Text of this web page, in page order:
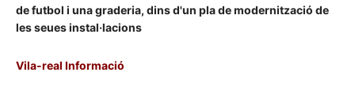
de futbol i una graderia, dins d'un pla de modernització de
les seues instal·lacions
Vila-real Informació